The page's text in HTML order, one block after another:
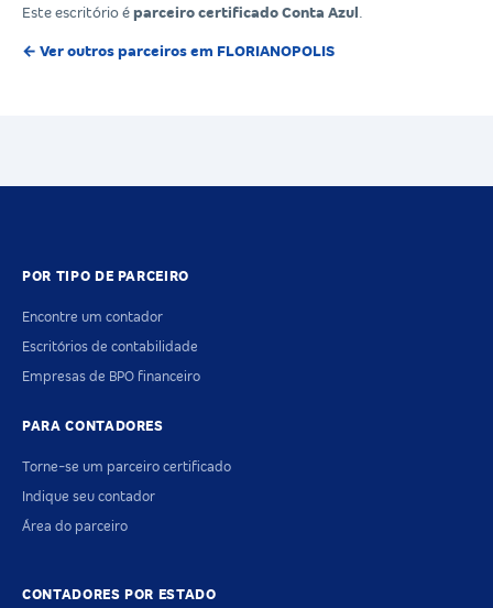
Este escritório é parceiro certificado Conta Azul
← Ver outros parceiros em FLORIANOPOLIS
POR TIPO DE PARCEIRO
Encontre um contador
Escritórios de contabilidade
Empresas de BPO financeiro
PARA CONTADORES
Torne-se um parceiro certificado
Indique seu contador
Área do parceiro
CONTADORES POR ESTADO